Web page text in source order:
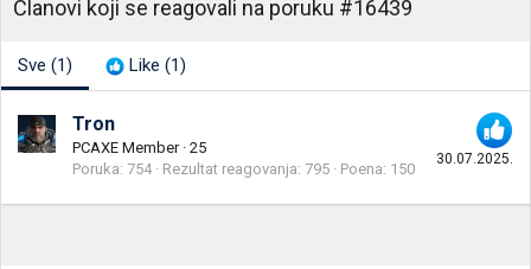
Članovi koji se reagovali na poruku #16439
Sve (1) Like (1)
30.07.2025.
Tron
PCAXE Member · 25
Poruka 754 Rezultat reagovanja 795 Poena 150